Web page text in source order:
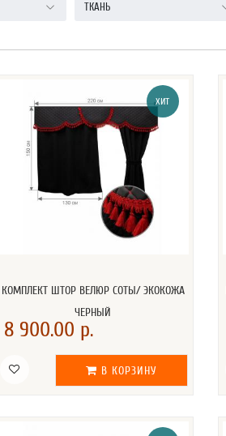
ТКАНЬ
ХИТ
КОМПЛЕКТ ШТОР ВЕЛЮР СОТЫ/ ЭКОКОЖА
ЧЕРНЫЙ
8 900.00 р.
В КОРЗИНУ